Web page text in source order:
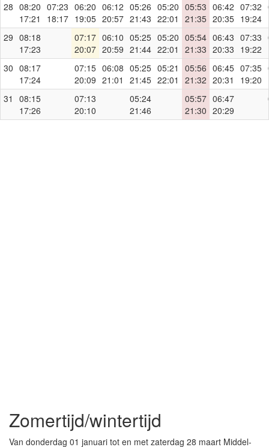
28 08:20
17:21
07:23
18:17
06:20
19:05
06:12
20:57
05:26
21:43
05:20
22:01
05:53
21:35
06:42
20:35
07:32
19:24
29 08:18
17:23
07:17
20:07
06:10
20:59
05:25
21:44
05:20
22:01
05:54
21:33
06:43
20:33
07:33
19:22
30 08:17
17:24
07:15
20:09
06:08
21:01
05:25
21:45
05:21
22:01
05:56
21:32
06:45
20:31
07:35
19:20
31
08:15
17:26
07:13
20:10
05:24
21:46
05:57
21:30
06:47
20:29
Zomertijd/wintertijd
Van donderdag 01 januari tot en met zaterdag 28 maart Middel-